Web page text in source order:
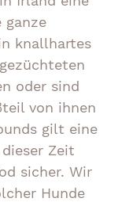
knallhartes
oder sind
von ihnen
gilt eine
Zeit
sicher. Wir
Hunde